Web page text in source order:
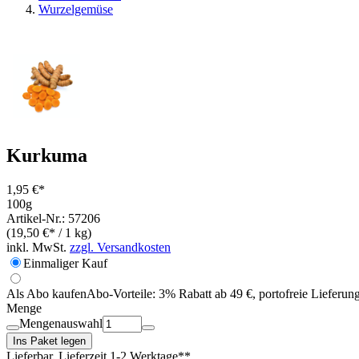
Wurzelgemüse
Kurkuma
1,95 €*
100g
Artikel-Nr.: 57206
(19,50 €* / 1 kg)
inkl. MwSt. zzgl. Versandkosten
Einmaliger Kauf
Als Abo kaufenAbo-Vorteile: 3% Rabatt ab 49 €, portofreie
Menge
Mengenauswahl
Ins Paket legen
Lieferbar, Lieferzeit 1-2 Werktage**